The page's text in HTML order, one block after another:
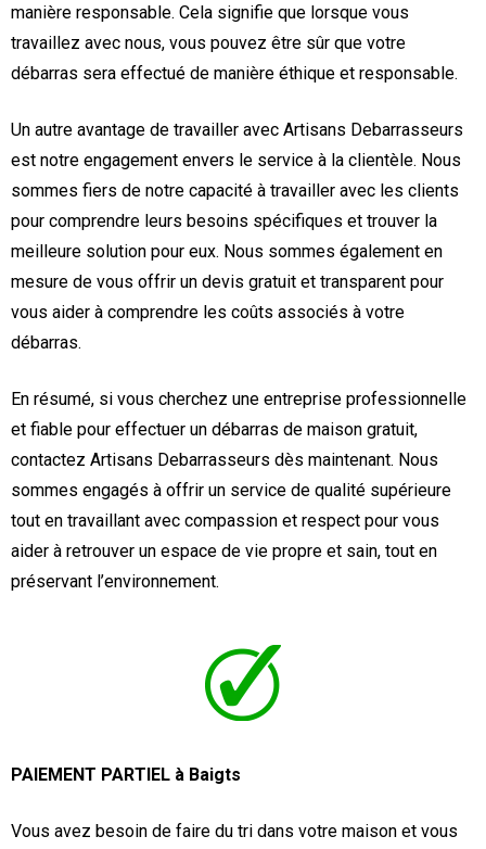
manière responsable. Cela signifie que lorsque vous
travaillez avec nous, vous pouvez être sûr que votre
débarras sera effectué de manière éthique et responsable.
Un autre avantage de travailler avec Artisans Debarrasseurs
est notre engagement envers le service à la clientèle. Nous
sommes fiers de notre capacité à travailler avec les clients
pour comprendre leurs besoins spécifiques et trouver la
meilleure solution pour eux. Nous sommes également en
mesure de vous offrir un devis gratuit et transparent pour
vous aider à comprendre les coûts associés à votre
débarras.
En résumé, si vous cherchez une entreprise professionnelle
et fiable pour effectuer un débarras de maison gratuit,
contactez Artisans Debarrasseurs dès maintenant. Nous
sommes engagés à offrir un service de qualité supérieure
tout en travaillant avec compassion et respect pour vous
aider à retrouver un espace de vie propre et sain, tout en
préservant l’environnement.
PAIEMENT PARTIEL à Baigts
Vous avez besoin de faire du tri dans votre maison et vous